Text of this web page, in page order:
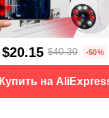
$20.15 $40.30 -50%
Купить на